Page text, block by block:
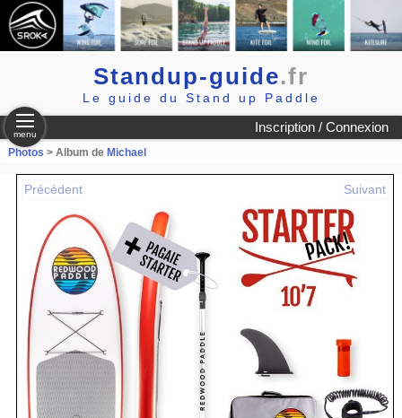
Standup-guide.fr
Le guide du Stand up Paddle
Inscription / Connexion
menu
Photos > Album de Michael
Précédent Suivant